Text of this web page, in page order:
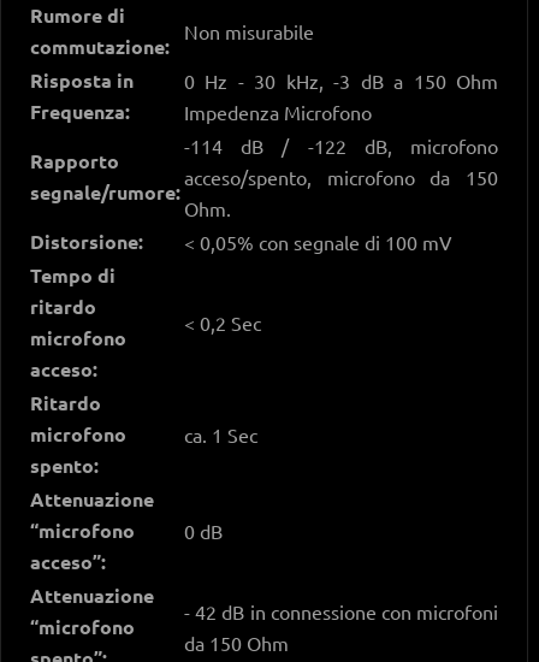
Rumore di
commutazione:
Non misurabile
Risposta in
Frequenza:
0 Hz - 30 kHz, -3 dB a 150 Ohm
Impedenza Microfono
Rapporto
segnale/rumore:
-114 dB / -122 dB, microfono
acceso/spento, microfono da 150
Ohm.
Distorsione: < 0,05% con segnale di 100 mV
Tempo di
ritardo
microfono
acceso:
< 0,2 Sec
Ritardo
microfono
spento:
ca. 1 Sec
Attenuazione
“microfono
acceso”:
0 dB
Attenuazione
“microfono
- 42 dB in connessione con microfoni
da 150 Ohm